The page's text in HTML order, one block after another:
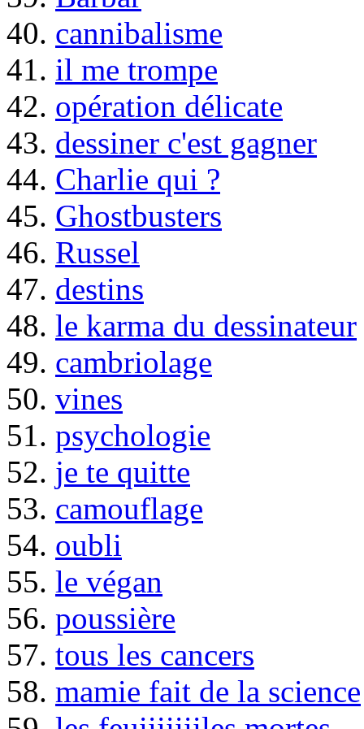
40. cannibalisme
41. il me trompe
42. opération délicate
43. dessiner c'est gagner
44. Charlie qui ?
45. Ghostbusters
46. Russel
47. destins
48. le karma du dessinateur
49. cambriolage
50. vines
51. psychologie
52. je te quitte
53. camouflage
54. oubli
55. le végan
56. poussière
57. tous les cancers
58. mamie fait de la science